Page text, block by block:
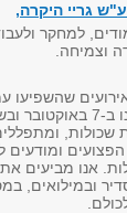
גריי היקרה,
למחקר
וצמיחה.
שהשפיעו
בדרכו. אנו זוכרים את
שכולות,
ומודעים
אנו מביעים
ובמילואים,